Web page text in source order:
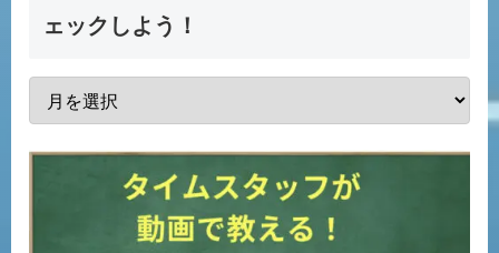
ェックしよう！